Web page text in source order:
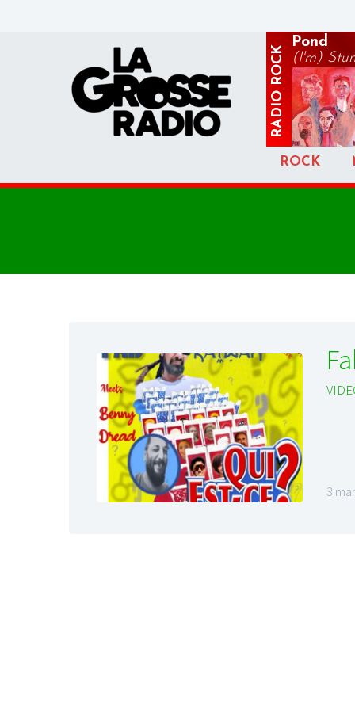
RADIO
ROCK
Pond
(I'm)
ROCK
3